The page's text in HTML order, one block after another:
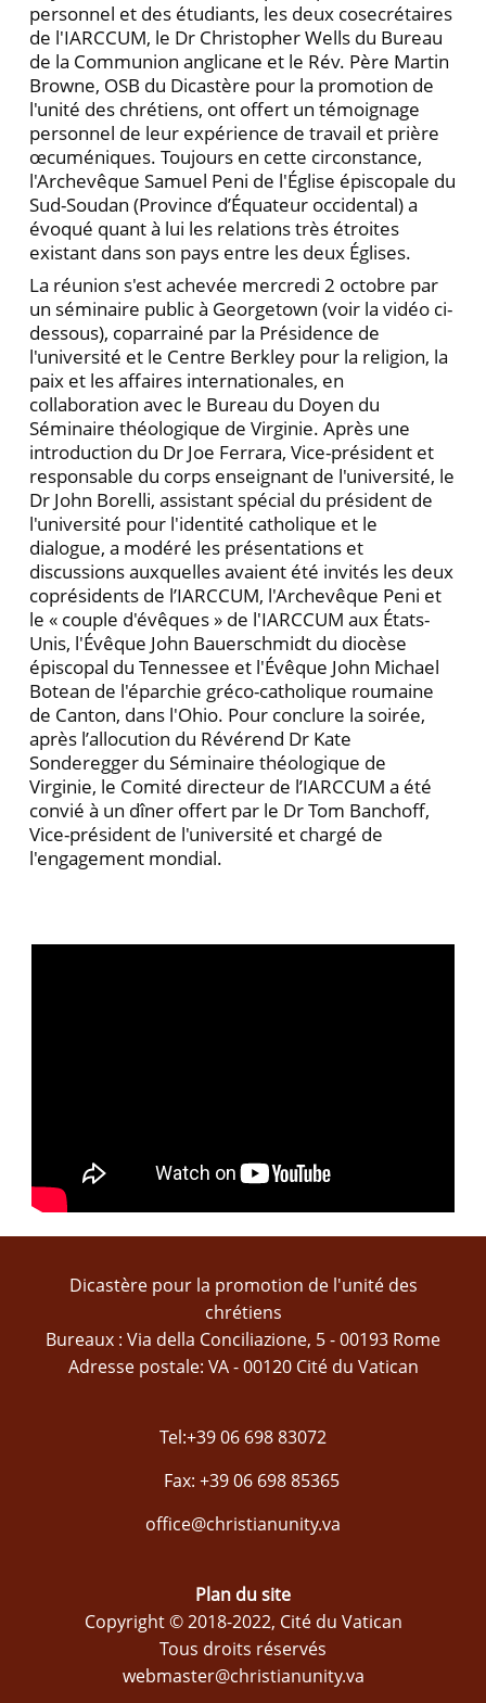
personnel et des étudiants, les deux cosecrétaires
de l'IARCCUM, le Dr Christopher Wells du Bureau
de la Communion anglicane et le Rév. Père Martin
Browne, OSB du Dicastère pour la promotion de
l'unité des chrétiens, ont offert un témoignage
personnel de leur expérience de travail et prière
œcuméniques. Toujours en cette circonstance,
l'Archevêque Samuel Peni de l'Église épiscopale du
Sud-Soudan (Province d’Équateur occidental) a
évoqué quant à lui les relations très étroites
existant dans son pays entre les deux Églises.
La réunion s'est achevée mercredi 2 octobre par
un séminaire public à Georgetown (voir la vidéo ci-
dessous), coparrainé par la Présidence de
l'université et le Centre Berkley pour la religion, la
paix et les affaires internationales, en
collaboration avec le Bureau du Doyen du
Séminaire théologique de Virginie. Après une
introduction du Dr Joe Ferrara, Vice-président et
responsable du corps enseignant de l'université, le
Dr John Borelli, assistant spécial du président de
l'université pour l'identité catholique et le
dialogue, a modéré les présentations et
discussions auxquelles avaient été invités les deux
coprésidents de l’IARCCUM, l'Archevêque Peni et
le « couple d'évêques » de l'IARCCUM aux États-
Unis, l'Évêque John Bauerschmidt du diocèse
épiscopal du Tennessee et l'Évêque John Michael
Botean de l'éparchie gréco-catholique roumaine
de Canton, dans l'Ohio. Pour conclure la soirée,
après l’allocution du Révérend Dr Kate
Sonderegger du Séminaire théologique de
Virginie, le Comité directeur de l’IARCCUM a été
convié à un dîner offert par le Dr Tom Banchoff,
Vice-président de l'université et chargé de
l'engagement mondial.
Dicastère pour la promotion de l'unité des
chrétiens
Bureaux : Via della Conciliazione, 5 - 00193 Rome
Adresse postale: VA - 00120 Cité du Vatican
Tel:+39 06 698 83072
Fax: +39 06 698 85365
office@christianunity.va
Plan du site
Copyright © 2018-2022, Cité du Vatican
Tous droits réservés
webmaster@christianunity.va